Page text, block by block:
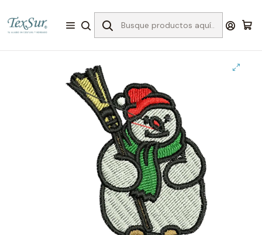
Bordado Matrices
Invierno
#3 matriz invierno hombre de nieve